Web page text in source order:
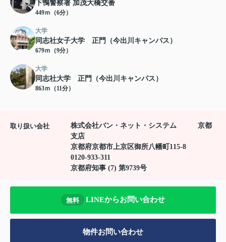
下鴨警察署 加茂大橋交番
449ｍ（6分）
大学
同志社女子大学 正門（今出川キャンパス）
679ｍ（9分）
大学
同志社大学 正門（今出川キャンパス）
863ｍ（11分）
取り扱い会社
株式会社バン・ネット・システム 京都
支店
京都府京都市上京区御所八幡町115-8
0120-933-311
京都府知事 (7) 第9739号
無料 LINEからお問い合わせ
物件お問い合わせ